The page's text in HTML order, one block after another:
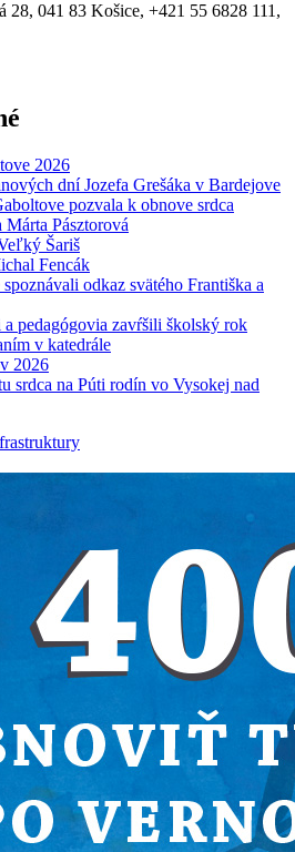
28, 041 83 Košice, +421 55 6828 111,
2026
dní Jozefa Grešáka v Bardejove
pozvala k obnove srdca
Márta Pásztorová
Šariš
Fencák
odkaz svätého Františka a
pedagógovia zavŕšili školský rok
v katedrále
2026
srdca na Púti rodín vo Vysokej nad